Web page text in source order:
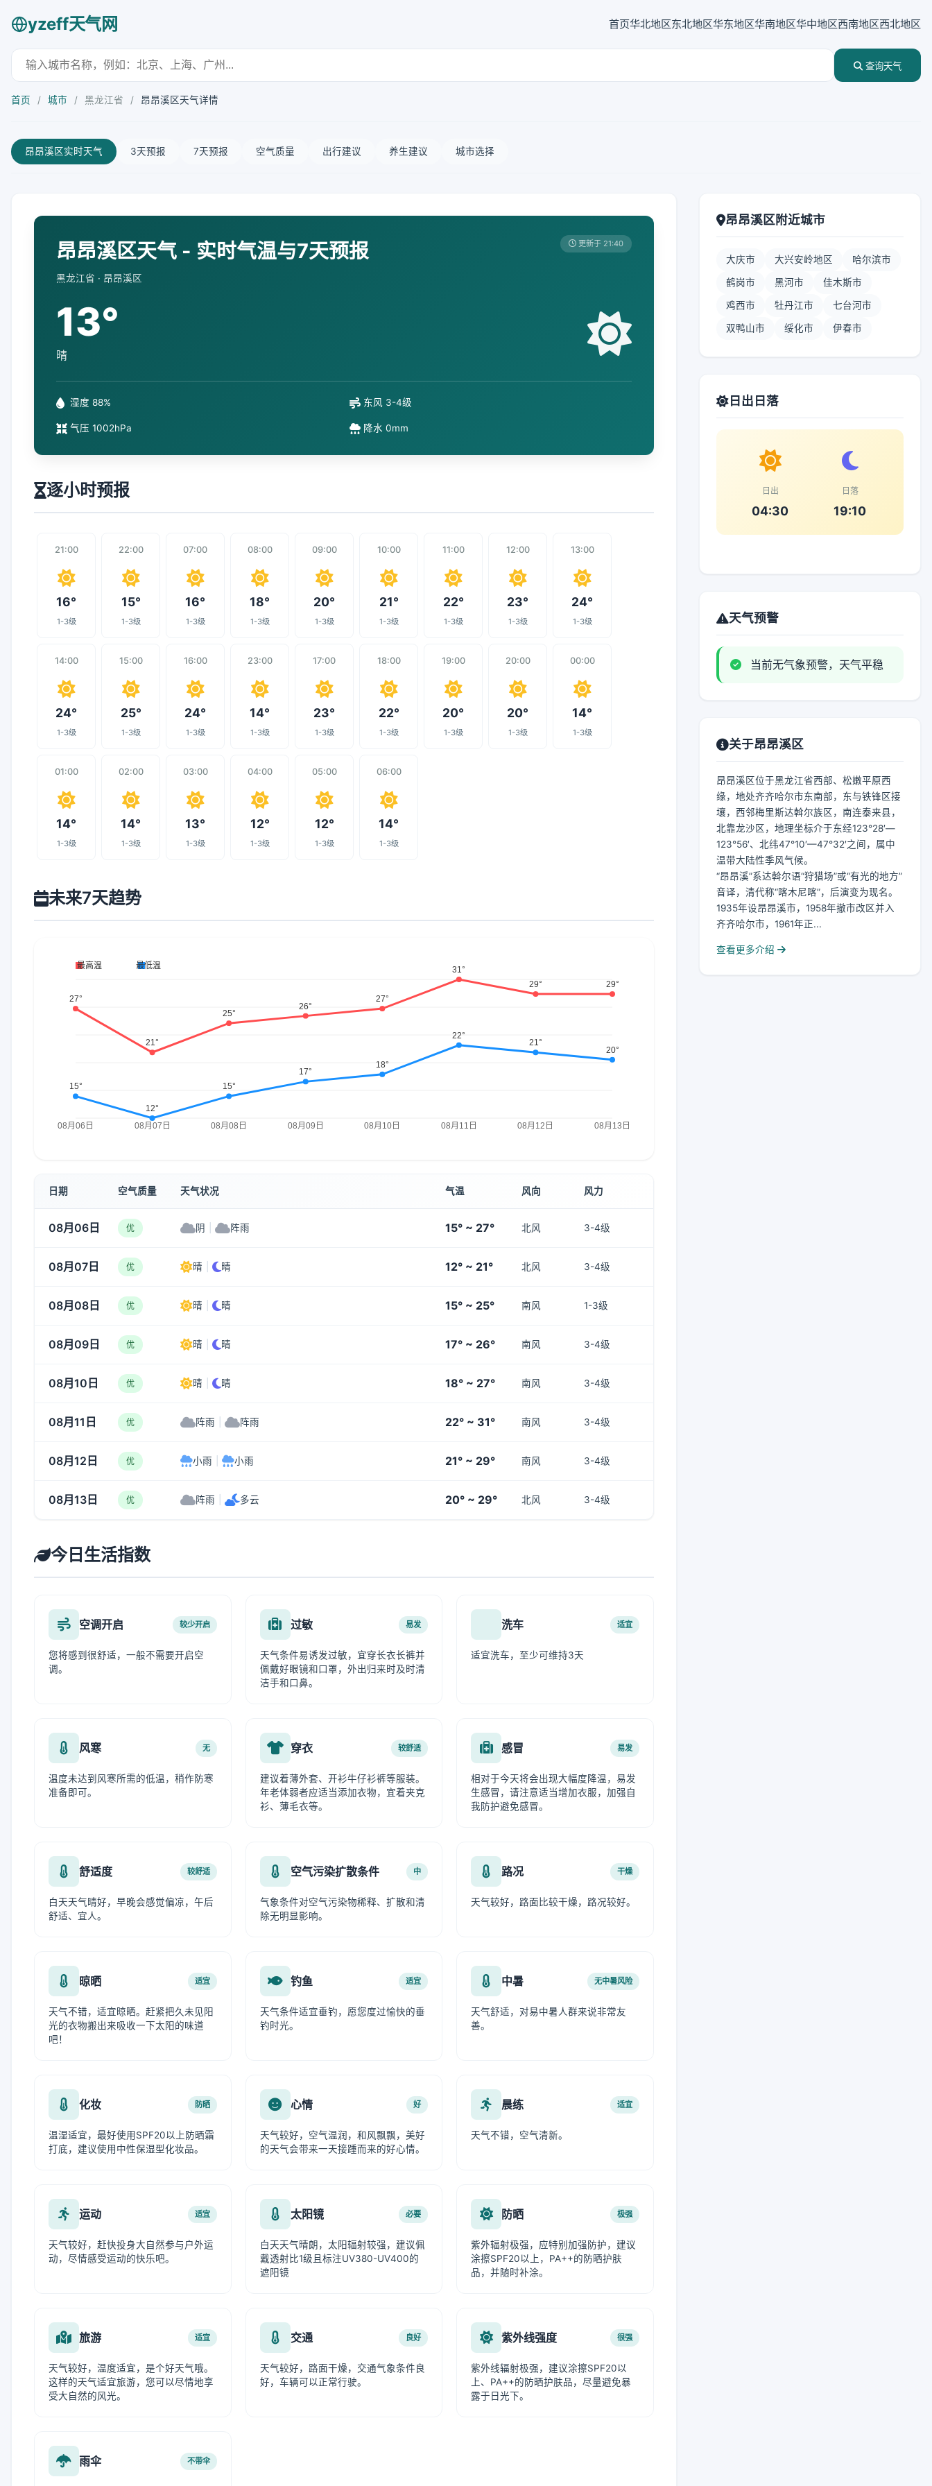
yzeff天气网 首页华北地区东北地区华东地区华南地区华中地区西南地区西北地区
查询天气
首页 / 城市 / 黑龙江省 / 昂昂溪区天气详情
昂昂溪区实时天气 3天预报 7天预报 空气质量 出行建议 养生建议 城市选择
昂昂溪区天气 - 实时气温与7天预报
黑龙江省 · 昂昂溪区
更新于 21:40
13°
晴
湿度 88% 东风 3-4级
气压 1002hPa 降水 0mm
逐小时预报
21:00
16°
1-3级
22:00
15°
1-3级
07:00
16°
1-3级
08:00
18°
1-3级
09:00
20°
1-3级
10:00
21°
1-3级
11:00
22°
1-3级
12:00
23°
1-3级
13:00
24°
1-3级
14:00
24°
1-3级
15:00
25°
1-3级
16:00
24°
1-3级
23:00
14°
1-3级
17:00
23°
1-3级
18:00
22°
1-3级
19:00
20°
1-3级
20:00
20°
1-3级
00:00
14°
1-3级
01:00
14°
1-3级
02:00
14°
1-3级
03:00
13°
1-3级
04:00
12°
1-3级
05:00
12°
1-3级
06:00
14°
1-3级
未来7天趋势
日期 空气质量 天气状况 气温 风向 风力
08月06日 优 阴 阵雨 15° ~ 27° 北风 3-4级
08月07日 优 晴 晴 12° ~ 21° 北风 3-4级
08月08日 优 晴 晴 15° ~ 25° 南风 1-3级
08月09日 优 晴 晴 17° ~ 26° 南风 3-4级
08月10日 优 晴 晴 18° ~ 27° 南风 3-4级
08月11日 优 阵雨 阵雨 22° ~ 31° 南风 3-4级
08月12日 优 小雨 小雨 21° ~ 29° 南风 3-4级
08月13日 优 阵雨 多云 20° ~ 29° 北风 3-4级
今日生活指数
空调开启 较少开启
您将感到很舒适，一般不需要开启空
调。
过敏 易发
天气条件易诱发过敏，宜穿长衣长裤并
佩戴好眼镜和口罩，外出归来时及时清
洁手和口鼻。
洗车 适宜
适宜洗车，至少可维持3天
风寒 无
温度未达到风寒所需的低温，稍作防寒
准备即可。
穿衣 较舒适
建议着薄外套、开衫牛仔衫裤等服装。
年老体弱者应适当添加衣物，宜着夹克
衫、薄毛衣等。
感冒 易发
相对于今天将会出现大幅度降温，易发
生感冒，请注意适当增加衣服，加强自
我防护避免感冒。
舒适度 较舒适
白天天气晴好，早晚会感觉偏凉，午后
舒适、宜人。
空气污染扩散条件 中
气象条件对空气污染物稀释、扩散和清
除无明显影响。
路况 干燥
天气较好，路面比较干燥，路况较好。
晾晒 适宜
天气不错，适宜晾晒。赶紧把久未见阳
光的衣物搬出来吸收一下太阳的味道
吧！
钓鱼 适宜
天气条件适宜垂钓，愿您度过愉快的垂
钓时光。
中暑 无中暑风险
天气舒适，对易中暑人群来说非常友
善。
化妆 防晒
温湿适宜，最好使用SPF20以上防晒霜
打底，建议使用中性保湿型化妆品。
心情 好
天气较好，空气温润，和风飘飘，美好
的天气会带来一天接踵而来的好心情。
晨练 适宜
天气不错，空气清新。
运动 适宜
天气较好，赶快投身大自然参与户外运
动，尽情感受运动的快乐吧。
太阳镜 必要
白天天气晴朗，太阳辐射较强，建议佩
戴透射比1级且标注UV380-UV400的
遮阳镜
防晒 极强
紫外辐射极强，应特别加强防护，建议
涂擦SPF20以上，PA++的防晒护肤
品，并随时补涂。
旅游 适宜
天气较好，温度适宜，是个好天气哦。
这样的天气适宜旅游，您可以尽情地享
受大自然的风光。
交通 良好
天气较好，路面干燥，交通气象条件良
好，车辆可以正常行驶。
紫外线强度 很强
紫外线辐射极强，建议涂擦SPF20以
上、PA++的防晒护肤品，尽量避免暴
露于日光下。
雨伞 不带伞
昂昂溪区附近城市
大庆市 大兴安岭地区 哈尔滨市
鹤岗市 黑河市 佳木斯市
鸡西市 牡丹江市 七台河市
双鸭山市 绥化市 伊春市
日出日落
日出
04:30
日落
19:10
天气预警
当前无气象预警，天气平稳
关于昂昂溪区
昂昂溪区位于黑龙江省西部、松嫩平原西
缘，地处齐齐哈尔市东南部，东与铁锋区接
壤，西邻梅里斯达斡尔族区，南连泰来县，
北靠龙沙区，地理坐标介于东经123°28′—
123°56′、北纬47°10′—47°32′之间，属中
温带大陆性季风气候。
“昂昂溪”系达斡尔语“狩猎场”或“有光的地方”
音译，清代称“喀木尼喀”，后演变为现名。
1935年设昂昂溪市，1958年撤市改区并入
齐齐哈尔市，1961年正...
查看更多介绍